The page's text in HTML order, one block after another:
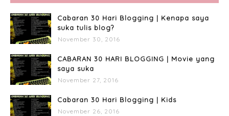
Cabaran 30 Hari Blogging | Kenapa saya
suka tulis blog?
November 30, 2016
CABARAN 30 HARI BLOGGING | Movie yang
saya suka
November 27, 2016
Cabaran 30 Hari Blogging | Kids
November 26, 2016